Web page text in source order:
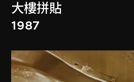
大樓拼貼
1987